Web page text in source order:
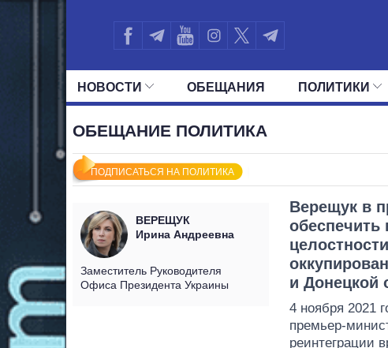
НОВОСТИ ОБЕЩАНИЯ ПОЛИТИКИ
ОБЕЩАНИЕ ПОЛИТИКА
ПОДПИСАТЬСЯ НА ПОЛИТИКА
ВЕРЕЩУК
Ирина Андреевна
Заместитель Руководителя
Офиса Президента Украины
Верещук в
обеспечить
и Донецкой
4 ноября 2021
премьер-
реинтеграции